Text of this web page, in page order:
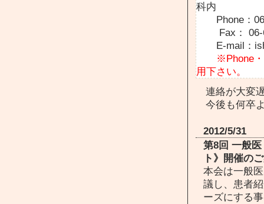
科内
Phone：
Fax： 06-
E-mail：
※Phone
用下さい。
連絡が大変
今後も何卒
2012/5/31
第8回 一般
ト》開催の
本会は一般
議し、患者
ーズにする